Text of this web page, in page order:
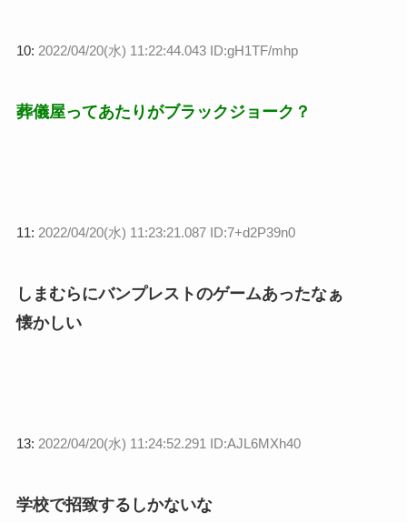
10: 2022/04/20(水) 11:22:44.043 ID:gH1TF/mhp
葬儀屋ってあたりがブラックジョーク？
11: 2022/04/20(水) 11:23:21.087 ID:7+d2P39n0
しまむらにバンプレストのゲームあったなぁ
懐かしい
13: 2022/04/20(水) 11:24:52.291 ID:AJL6MXh40
学校で招致するしかないな